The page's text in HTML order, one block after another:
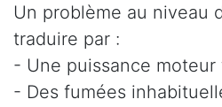
Un problème au niveau
traduire par :
- Une puissance
- Des fumées